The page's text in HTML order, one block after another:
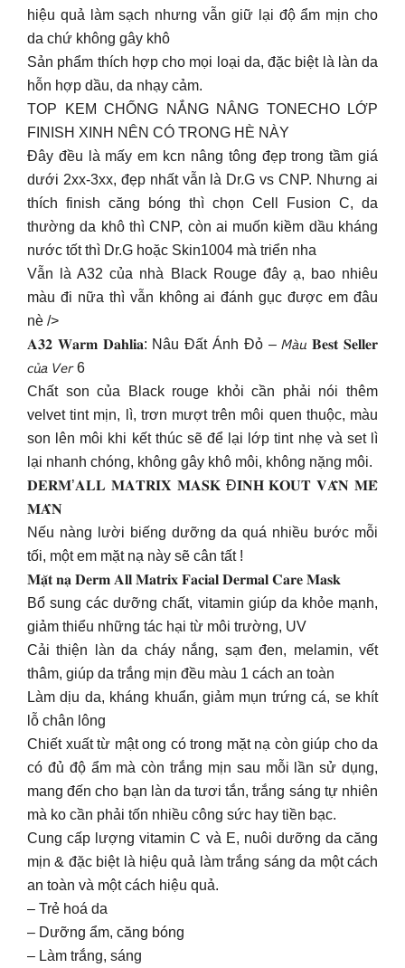
hiệu quả làm sạch nhưng vẫn giữ lại độ ẩm mịn cho
da chứ không gây khô
Sản phẩm thích hợp cho mọi loại da, đặc biệt là làn da
hỗn hợp dầu, da nhạy cảm.
TOP KEM CHỐNG NẮNG NÂNG TONECHO LỚP
FINISH XINH NÊN CÓ TRONG HÈ NÀY
Đây đều là mấy em kcn nâng tông đẹp trong tầm giá
dưới 2xx-3xx, đẹp nhất vẫn là Dr.G vs CNP. Nhưng ai
thích finish căng bóng thì chọn Cell Fusion C, da
thường da khô thì CNP, còn ai muốn kiềm dầu kháng
nước tốt thì Dr.G hoặc Skin1004 mà triển nha
Vẫn là A32 của nhà Black Rouge đây ạ, bao nhiêu
màu đi nữa thì vẫn không ai đánh gục được em đâu
nè />
𝐀𝟑𝟐 𝐖𝐚𝐫𝐦 𝐃𝐚𝐡𝐥𝐢𝐚: Nâu Đất Ánh Đỏ – 𝘔𝘢̀𝘶 𝐁𝐞𝐬𝐭 𝐒𝐞𝐥𝐥𝐞𝐫
𝘤𝘶̉𝘢 𝘝𝘦𝘳 6
Chất son của Black rouge khỏi cần phải nói thêm
velvet tint mịn, lì, trơn mượt trên môi quen thuộc, màu
son lên môi khi kết thúc sẽ để lại lớp tint nhẹ và set lì
lại nhanh chóng, không gây khô môi, không nặng môi.
𝐃𝐄𝐑𝐌’𝐀𝐋𝐋 𝐌𝐀𝐓𝐑𝐈𝐗 𝐌𝐀𝐒𝐊 Đ𝐈̉𝐍𝐇 𝐊𝐎𝐔𝐓 𝐕𝐀̂̃𝐍 𝐌𝐄̂
𝐌𝐀̂̉𝐍
Nếu nàng lười biếng dưỡng da quá nhiều bước mỗi
tối, một em mặt nạ này sẽ cân tất !
𝐌𝐚̣̆𝐭 𝐧𝐚̣ 𝐃𝐞𝐫𝐦 𝐀𝐥𝐥 𝐌𝐚𝐭𝐫𝐢𝐱 𝐅𝐚𝐜𝐢𝐚𝐥 𝐃𝐞𝐫𝐦𝐚𝐥 𝐂𝐚𝐫𝐞 𝐌𝐚𝐬𝐤
Bổ sung các dưỡng chất, vitamin giúp da khỏe mạnh,
giảm thiểu những tác hại từ môi trường, UV
Cải thiện làn da cháy nắng, sạm đen, melamin, vết
thâm, giúp da trắng mịn đều màu 1 cách an toàn
Làm dịu da, kháng khuẩn, giảm mụn trứng cá, se khít
lỗ chân lông
Chiết xuất từ mật ong có trong mặt nạ còn giúp cho da
có đủ độ ẩm mà còn trắng mịn sau mỗi lần sử dụng,
mang đến cho bạn làn da tươi tắn, trắng sáng tự nhiên
mà ko cần phải tốn nhiều công sức hay tiền bạc.
Cung cấp lượng vitamin C và E, nuôi dưỡng da căng
mịn & đặc biệt là hiệu quả làm trắng sáng da một cách
an toàn và một cách hiệu quả.
– Trẻ hoá da
– Dưỡng ẩm, căng bóng
– Làm trắng, sáng